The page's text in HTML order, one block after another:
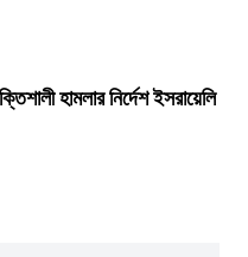
হামলার নির্দেশ ইসরায়েলি